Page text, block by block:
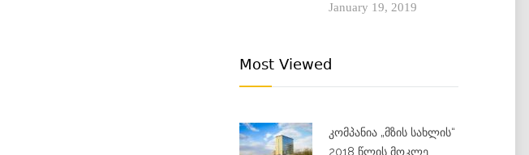
January 19, 2019
Most Viewed
კომპანია „მზის სახლის“
2018 წლის მოკლე